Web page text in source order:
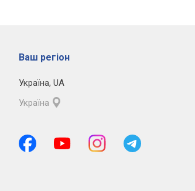
Ваш регіон
Україна, UA
Україна